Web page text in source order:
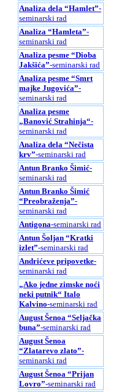
Analiza dela “Hamlet”-
seminarski rad
Analiza “Hamleta”-
seminarski rad
Analiza pesme “Dioba
Jakšića”-seminarski rad
Analiza pesme “Smrt
majke Jugovića”-
seminarski rad
Analiza pesme
„Banović Strahinja“-
seminarski rad
Analiza dela “Nečista
krv”-seminarski rad
Antun Branko Šimić-
seminarski rad
Antun Branko Šimić
“Preobraženja”-
seminarski rad
Antigona-seminarski rad
Antun Šoljan “Kratki
izlet”-seminarski rad
Andrićeve pripovetke-
seminarski rad
„Ako jedne zimske noći
neki putnik“ Italo
Kalvino-seminarski rad
August Šenoa “Seljačka
buna”-seminarski rad
August Šenoa
“Zlatarevo zlato”-
seminarski rad
August Šenoa “Prijan
Lovro”-seminarski rad